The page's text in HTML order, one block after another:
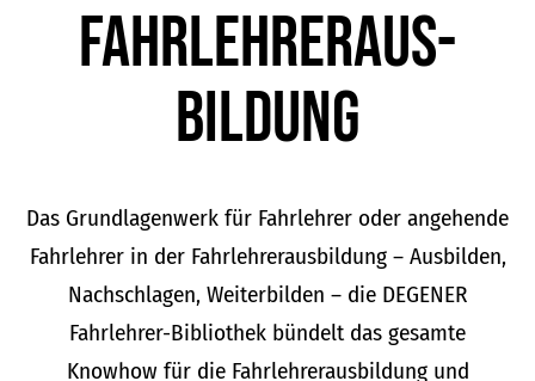
Fahrlehrer­aus­
bildung
Das Grundlagenwerk für Fahrlehrer oder angehende
Fahrlehrer in der Fahrlehrerausbildung – Ausbilden,
Nachschlagen, Weiterbilden – die DEGENER
Fahrlehrer-Bibliothek bündelt das gesamte
Knowhow für die Fahrlehrerausbildung und